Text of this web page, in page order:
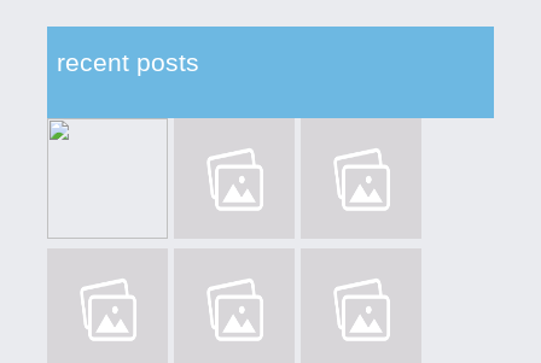
recent posts